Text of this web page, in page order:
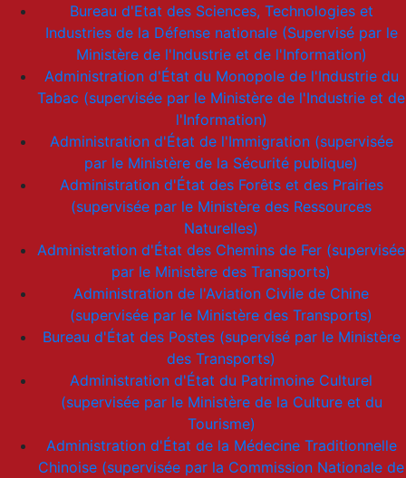
Bureau d'Etat des Sciences, Technologies et
Industries de la Défense nationale (Supervisé par le
Ministère de l'Industrie et de l'Information)
Administration d'État du Monopole de l'Industrie du
Tabac (supervisée par le Ministère de l'Industrie et de
l'Information)
Administration d'État de l'Immigration (supervisée
par le Ministère de la Sécurité publique)
Administration d'État des Forêts et des Prairies
(supervisée par le Ministère des Ressources
Naturelles)
Administration d'État des Chemins de Fer (supervisée
par le Ministère des Transports)
Administration de l'Aviation Civile de Chine
(supervisée par le Ministère des Transports)
Bureau d'État des Postes (supervisé par le Ministère
des Transports)
Administration d'État du Patrimoine Culturel
(supervisée par le Ministère de la Culture et du
Tourisme)
Administration d'État de la Médecine Traditionnelle
Chinoise (supervisée par la Commission Nationale de